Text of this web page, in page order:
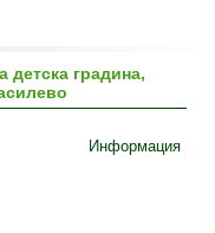
детска градина,
Информация